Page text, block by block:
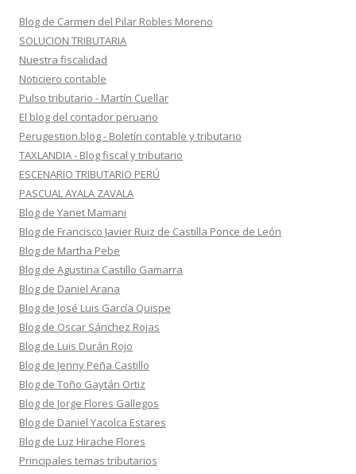
Blog de Carmen del Pilar Robles Moreno
SOLUCION TRIBUTARIA
Nuestra fiscalidad
Noticiero contable
Pulso tributario - Martín Cuellar
El blog del contador peruano
Perugestion.blog - Boletín contable y tributario
TAXLANDIA - Blog fiscal y tributario
ESCENARIO TRIBUTARIO PERÚ
PASCUAL AYALA ZAVALA
Blog de Yanet Mamani
Blog de Francisco Javier Ruiz de Castilla Ponce de León
Blog de Martha Pebe
Blog de Agustina Castillo Gamarra
Blog de Daniel Arana
Blog de José Luis García Quispe
Blog de Oscar Sánchez Rojas
Blog de Luis Durán Rojo
Blog de Jenny Peña Castillo
Blog de Toño Gaytán Ortiz
Blog de Jorge Flores Gallegos
Blog de Daniel Yacolca Estares
Blog de Luz Hirache Flores
Principales temas tributarios